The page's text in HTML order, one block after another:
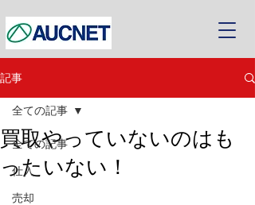
記事
全ての記事
仕入
売却
全ての記事
買取やっていないのはも
ったいない！